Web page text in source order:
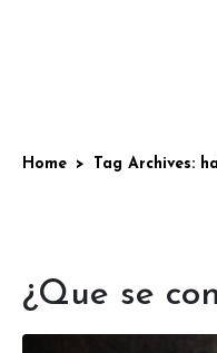
Home Tag Archives:
¿Que se